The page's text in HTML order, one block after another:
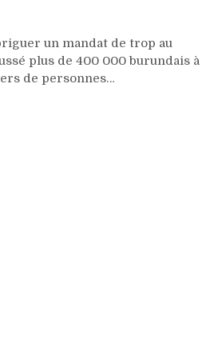
par
la
Tanzanie
un mandat de trop au
plus de 400 000 burundais à
de personnes…